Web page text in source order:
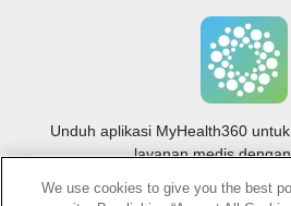
Unduh aplikasi MyHealth360
layanan medis
We use cookies to give you the best